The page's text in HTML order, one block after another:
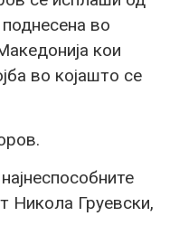
во
кои
во којашто се
Никола Груевски,